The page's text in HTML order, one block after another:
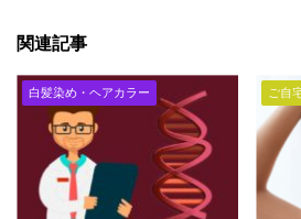
関連記事
白髪染め・ヘアカラー ご自